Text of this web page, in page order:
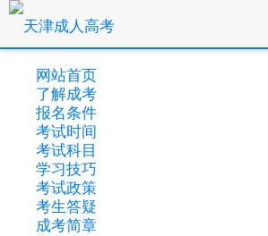
网站首页
了解成考
报名条件
考试时间
考试科目
学习技巧
考试政策
考生答疑
成考简章